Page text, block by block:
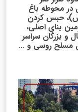
در محوطه باغ
حبس کردن
بنای اصلی،
و بزرگان سراسر
مسلح روسی و …